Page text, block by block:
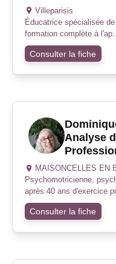
Villeparisis
Éducatrice spécialisée
formation complète à l'ap...
Consulter la fiche
Analyse
MAISONCELLES EN
Psychomotricienne,
après 40 ans d'exercice
Consulter la fiche